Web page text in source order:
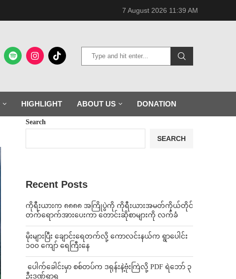
7 August 2026 11:39 AM
HIGHLIGHT ABOUT US DONATION
Search
SEARCH
Recent Posts
ကိုရီးယားက ၈၈၈၈ အကြိုပွဲကို ကိုရီးယားအမတ်ကိုယ်တိုင်
တက်ရောက်အားပေးကာ တောင်းဆိုစာများကို လက်ခံ
⁨မိုးများပြီး ချောင်းရေတက်လို့ ကောလင်းနယ်က ရွာပေါင်း
၁၀၀ ကျော် ရေကြီးနေ
⁩ ⁨ပေါက်ခေါင်းမှာ စစ်တပ်က ဒရုန်းနဲ့ဗုံးကြဲလို့ PDF ရဲဘော် ၃
ဦးဒဏ်ရာရ